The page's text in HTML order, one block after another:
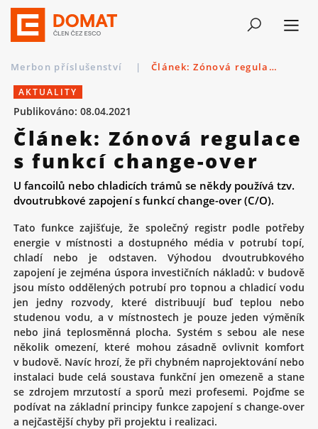
Merbon příslušenství | Článek: Zónová regulace s funkcí change-over
AKTUALITY
Publikováno: 08.04.2021
Článek: Zónová regulace
s funkcí change-over
U fancoilů nebo chladicích trámů se někdy používá tzv.
dvoutrubkové zapojení s funkcí change-over (C/O).
Tato funkce zajišťuje, že společný registr podle potřeby
energie v místnosti a dostupného média v potrubí topí,
chladí nebo je odstaven. Výhodou dvoutrubkového
zapojení je zejména úspora investičních nákladů: v budově
jsou místo oddělených potrubí pro topnou a chladicí vodu
jen jedny rozvody, které distribuují buď teplou nebo
studenou vodu, a v místnostech je pouze jeden výměník
nebo jiná teplosměnná plocha. Systém s sebou ale nese
několik omezení, které mohou zásadně ovlivnit komfort
v budově. Navíc hrozí, že při chybném naprojektování nebo
instalaci bude celá soustava funkční jen omezeně a stane
se zdrojem mrzutostí a sporů mezi profesemi. Pojďme se
podívat na základní principy funkce zapojení s change-over
a nejčastější chyby při projektu i realizaci.